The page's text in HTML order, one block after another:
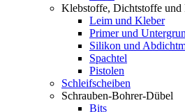
Klebstoffe, Dichtstoffe und
Leim und Kleber
Primer und
Silikon und
Spachtel
Pistolen
Schleifscheiben
Schrauben-Bohrer-Dübel
Bits